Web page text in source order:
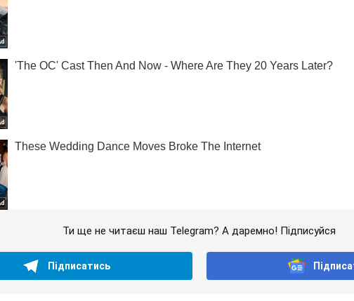
Ти ще не читаєш наш Telegram? А даремно! Підписуйся
Підписатись